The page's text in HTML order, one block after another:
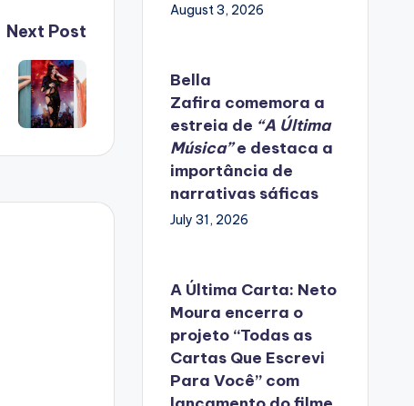
Next Post
August 3, 2026
Bella
Zafira comemora a
estreia de “A Última
Música”e destaca a
importância de
narrativas sáficas
July 31, 2026
A Última Carta: Neto
Moura encerra o
projeto “Todas as
Cartas Que Escrevi
Para Você” com